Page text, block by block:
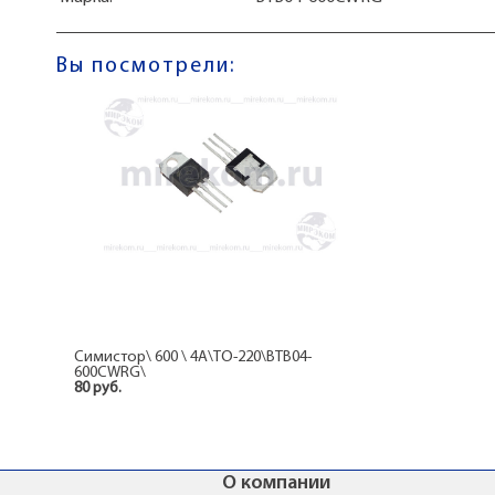
Вы посмотрели:
Симистор\ 600 \ 4А\TO-220\BTB04-
600CWRG\
80 руб.
О компании